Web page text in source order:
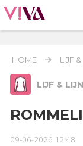
HOME LIJF &
LIJF & LIJN
Relaties
09-06-2026 12:48